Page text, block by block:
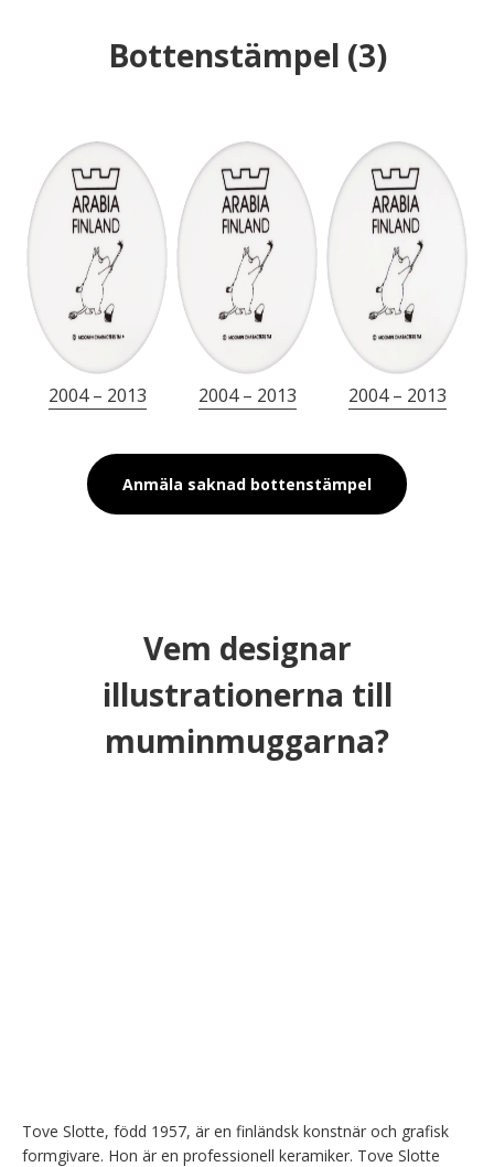
Bottenstämpel (3)
2004 – 2013 2004 – 2013 2004 – 2013
Anmäla saknad bottenstämpel
Vem designar
illustrationerna till
muminmuggarna?
Tove Slotte, född 1957, är en finländsk konstnär och grafisk
formgivare. Hon är en professionell keramiker. Tove Slotte